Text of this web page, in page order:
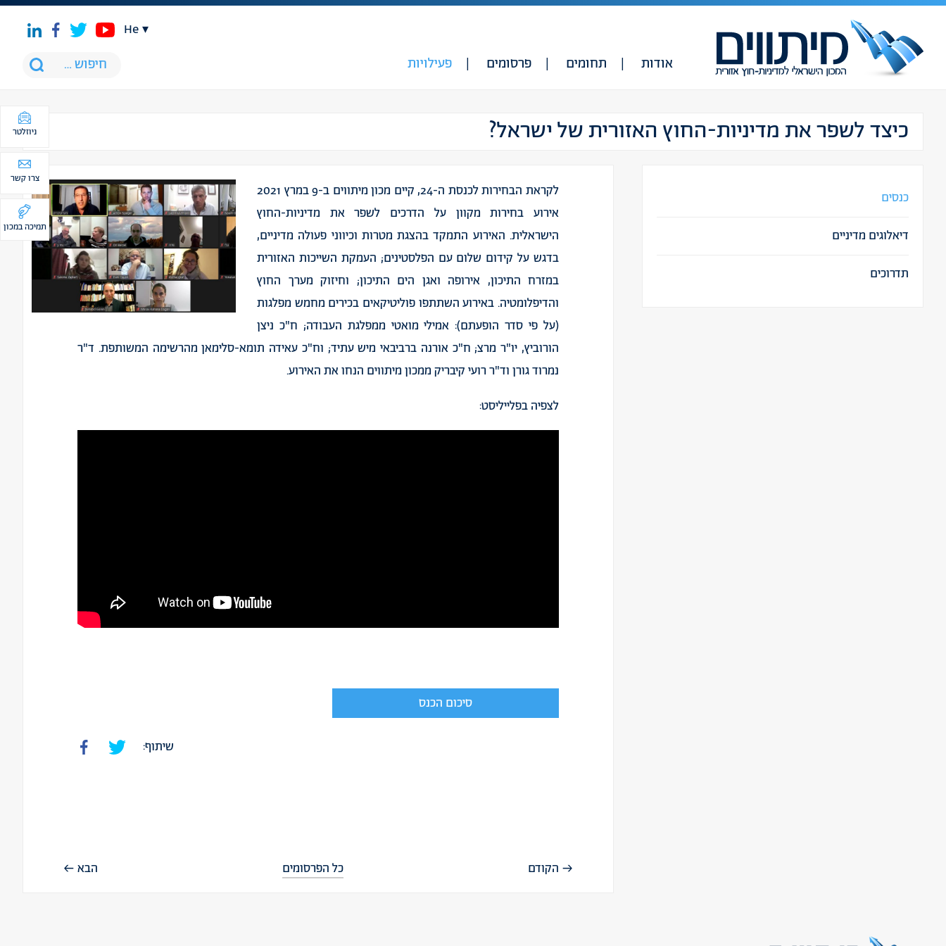
אודות תחומים פרסומים פעילויות
he
כיצד לשפר את מדיניות-החוץ האזורית של ישראל?
לקראת הבחירות לכנסת ה-24, קיים מכון מיתווים ב-9 במרץ 2021
אירוע בחירות מקוון על הדרכים לשפר את מדיניות-החוץ
הישראלית. האירוע התמקד בהצגת מטרות וכיווני פעולה מדיניים,
בדגש על קידום שלום עם הפלסטינים; העמקת השייכות האזורית
במזרח התיכון, אירופה ואגן הים התיכון; וחיזוק מערך החוץ
והדיפלומטיה. באירוע השתתפו פוליטיקאים בכירים מחמש מפלגות
(על פי סדר הופעתם): אמילי מואטי ממפלגת העבודה; ח"כ ניצן
הורוביץ, יו"ר מרצ; ח"כ אורנה ברביבאי מיש עתיד; וח"כ עאידה תומא-סלימאן מהרשימה המשותפת. ד"ר
נמרוד גורן וד"ר רועי קיבריק ממכון מיתווים הנחו את האירוע.
לצפיה בפלייליסט:
סיכום הכנס
שיתוף:
הקודם כל הפרסומים הבא
כנסים
דיאלוגים מדיניים
תדרוכים
ניוזלטר
צרו קשר
תמיכה במכון